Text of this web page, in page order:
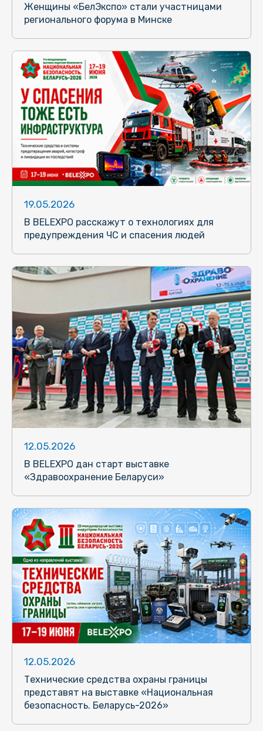
Женщины «БелЭкспо» стали участницами
регионального форума в Минске
19.05.2026
В BELEXPO расскажут о технологиях для
предупреждения ЧС и спасения людей
12.05.2026
В BELEXPO дан старт выставке
«Здравоохранение Беларуси»
12.05.2026
Технические средства охраны границы
представят на выставке «Национальная
безопасность. Беларусь-2026»